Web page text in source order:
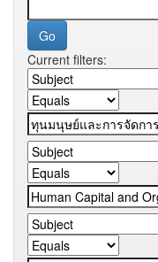
Current filters: